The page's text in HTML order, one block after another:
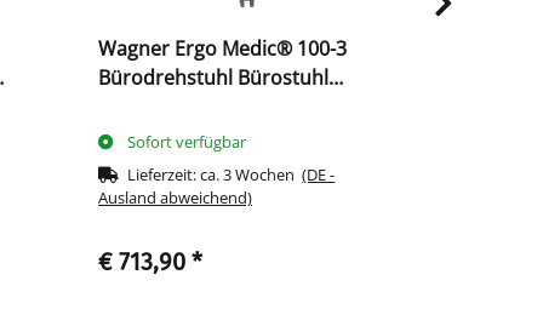
Wagner Ergo Medic® 100-3
Bürodrehstuhl Bürostuhl
TECHNIK 216707 schwarz
Sofort verfügbar
Lieferzeit:ca. 3 Wochen(DE -
Ausland abweichend)
€ 713,90 *